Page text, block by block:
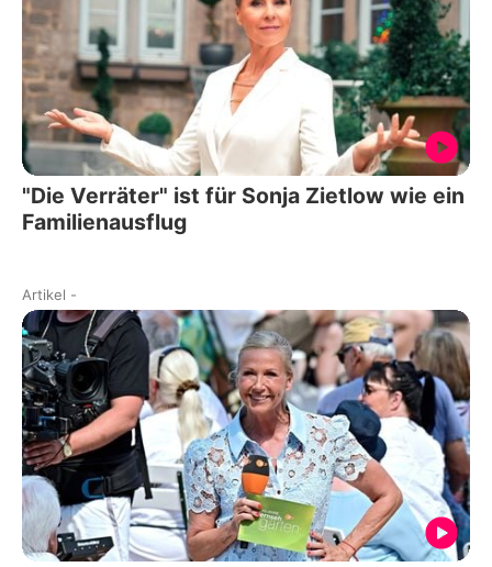
"Die Verräter" ist für Sonja Zietlow wie ein
Familienausflug
Artikel -